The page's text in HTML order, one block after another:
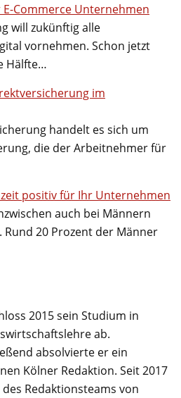
Commerce Unternehmen
will zukünftig alle
vornehmen. Schon jetzt
Hälfte…
im
handelt es sich um
die der Arbeitnehmer für
positiv für Ihr Unternehmen
auch bei Männern
20 Prozent der Männer
2015 sein Studium in
ab.
absolvierte er ein
Kölner Redaktion. Seit 2017
Redaktionsteams von